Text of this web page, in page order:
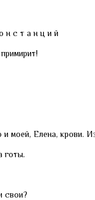
н с т а н ц и й
моей, Елена, крови.
готы.
свои?